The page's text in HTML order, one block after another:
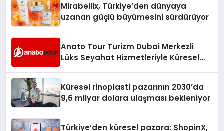
Mirabellix, Türkiye’den dünyaya
uzanan güçlü büyümesini sürdürüyor
Anato Tour Turizm Dubai Merkezli
Lüks Seyahat Hizmetleriyle Küresel
Küresel rinoplasti pazarının 2030’da
9,6 milyar dolara ulaşması bekleniyor
Türkiye’den küresel pazara: ShopinX,